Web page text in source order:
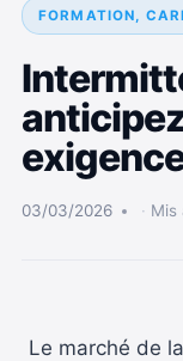
FORMATION,
03/03/2026 Mis
Le marché de